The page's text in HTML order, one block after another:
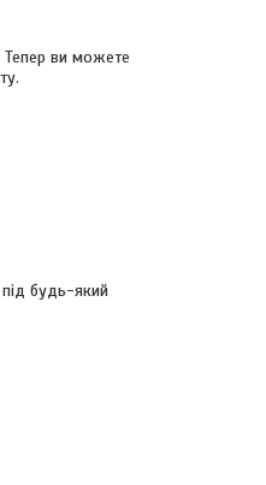
Тепер ви можете
будь-який